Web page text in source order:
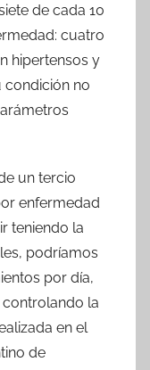
de cada 10
cuatro
hipertensos y
condición no
un tercio
enfermedad
teniendo la
podríamos
por día,
la
en el
de